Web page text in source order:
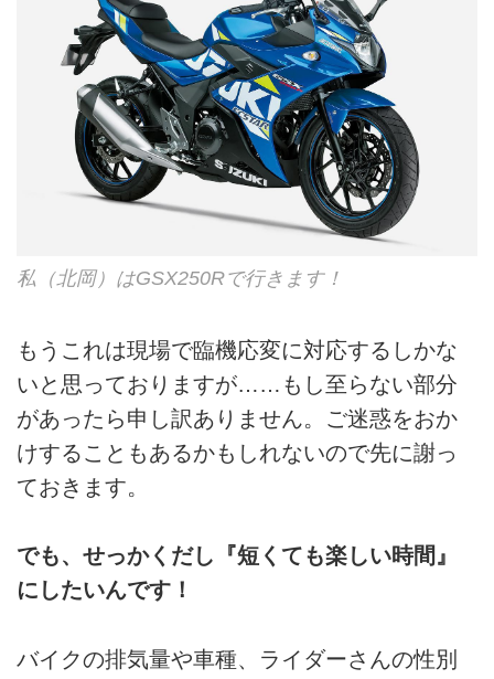
私（北岡）はGSX250Rで行きます！
もうこれは現場で臨機応変に対応するしかな
いと思っておりますが……もし至らない部分
があったら申し訳ありません。ご迷惑をおか
けすることもあるかもしれないので先に謝っ
ておきます。
でも、せっかくだし『短くても楽しい時間』
にしたいんです！
バイクの排気量や車種、ライダーさんの性別